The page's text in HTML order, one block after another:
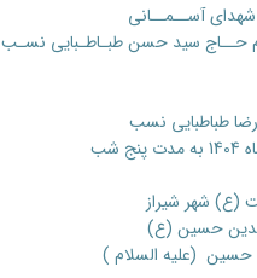
آســمــانی
حــاج سید حسن طبـاطـبایی نسـب
طباطبایی نسب
(ع) شهر شیراز
حسین (ع)
حسین (علیه السلام )